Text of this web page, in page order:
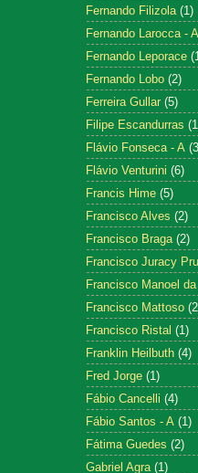
Fernando Filizola (1)
Fernando Larocca - A
Fernando Leporace
Fernando Lobo (2)
Ferreira Gullar (5)
Filipe Escandurras
Flávio Fonseca - A
Flávio Venturini (6)
Francis Hime (5)
Francisco Alves (2)
Francisco Braga (2)
Francisco Juracy
Francisco Manoel
Francisco Mattoso
Francisco Ristal (1)
Franklin Heilbuth (4)
Fred Jorge (1)
Fábio Cancelli (4)
Fábio Santos - A (1)
Fátima Guedes (2)
Gabriel Agra (1)